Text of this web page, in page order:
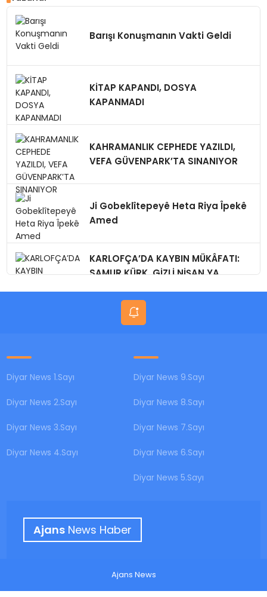
Barışı Konuşmanın Vakti Geldi
KİTAP KAPANDI, DOSYA
KAPANMADI
KAHRAMANLIK CEPHEDE YAZILDI,
VEFA GÜVENPARK’TA SINANIYOR
Ji Gobeklîtepeyê Heta Riya Îpekê
Amed
KARLOFÇA’DA KAYBIN MÜKÂFATI:
SAMUR KÜRK, GİZLİ NİŞAN,YA
Diyar News 1.Sayı
Diyar News 2.Sayı
Diyar News 3.Sayı
Diyar News 4.Sayı
Diyar News 9.Sayı
Diyar News 8.Sayı
Diyar News 7.Sayı
Diyar News 6.Sayı
Diyar News 5.Sayı
Ajans News Haber
Ajans News